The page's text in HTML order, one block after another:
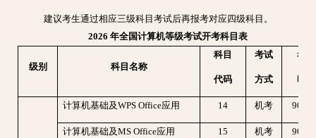
建议考生通过相应三级科目考试后再报考对应四级科目。
2026 年全国计算机等级考试开考科目表
级别 科目名称
科目
代码
考试
方式
考试
时
计算机基础及WPS Office应用 14 机考 90分
计算机基础及MS Office应用 15 机考 90分